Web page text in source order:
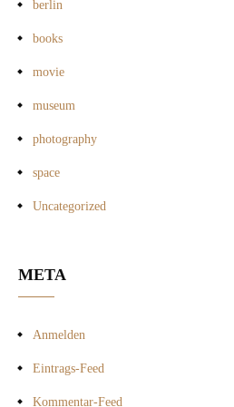
berlin
books
movie
museum
photography
space
Uncategorized
META
Anmelden
Eintrags-Feed
Kommentar-Feed